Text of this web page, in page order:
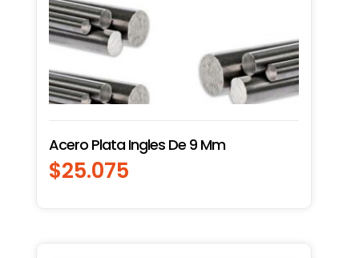
Acero Plata Ingles De 9 Mm
$25.075